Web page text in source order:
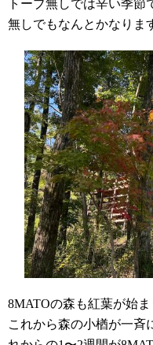
トーブ無しでは辛い季
無しでもなんとかなりま
8MATOの森も紅葉が始ま
これから森の小楢が一斉